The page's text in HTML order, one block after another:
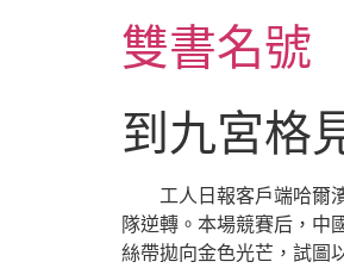
雙書名號
到九宮格
工人日報客戶端哈爾
隊逆轉。本場競賽后，中
絲帶拋向金色光芒，試圖